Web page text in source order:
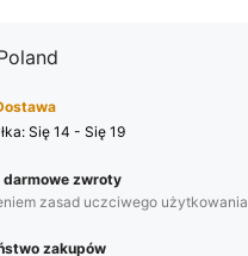
Się 14 - Się 19
zwroty
zasad uczciwego użytkowania
zakupów